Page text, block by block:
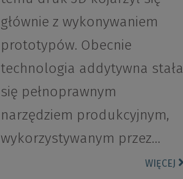
głównie z wykonywaniem
prototypów. Obecnie
technologia addytywna stała
się pełnoprawnym
narzędziem produkcyjnym,
wykorzystywanym przez…
WIĘCEJ